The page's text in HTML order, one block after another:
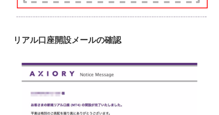
リアル口座開設メールの確認